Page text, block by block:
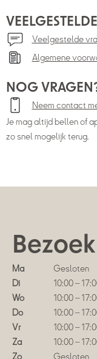
Veelgestelde
Algemene
NOG
Neem contact
Je mag altijd bellen of
zo snel mogelijk terug.
Ma
Gesloten
Di
10:00 –
Wo
10:00 –
Do
10:00 –
Vr
10:00 –
Za
10:00 –
Zo
Gesloten